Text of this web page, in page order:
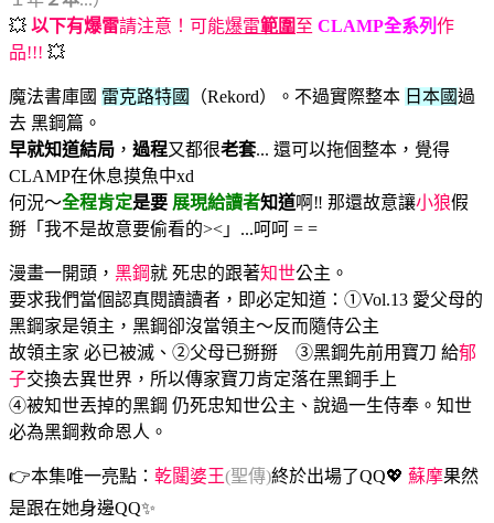
💥 以下有爆雷請注意！可能爆雷範圍至 CLAMP全系列 作
品!!! 💥
魔法書庫國 雷克路特國 （Rekord）。不過實際整本 日本國過
去 黑鋼篇。
早就知道結局 ， 過程又都很老套... 還可以拖個整本，覺得
CLAMP在休息摸魚中xd
何況～全程肯定是要 展現給讀者知道啊‼️ 那還故意讓小狼假
掰「我不是故意要偷看的><」...呵呵 = =
漫畫一開頭， 黑鋼就 死忠的跟著知世公主。
要求我們當個認真閱讀讀者，即必定知道：①Vol.13 愛父母的
黑鋼家是領主，黑鋼卻沒當領主～反而隨侍公主
故領主家 必已被滅、②父母已掰掰 ③黑鋼先前用寶刀 給郁
子交換去異世界，所以傳家寶刀肯定落在黑鋼手上
④被知世丟掉的黑鋼 仍死忠知世公主、說過一生侍奉。知世
必為黑鋼救命恩人。
👉本集唯一亮點： 乾闥婆王(聖傳)終於出場了QQ💖 蘇摩果然
是跟在她身邊QQ✨